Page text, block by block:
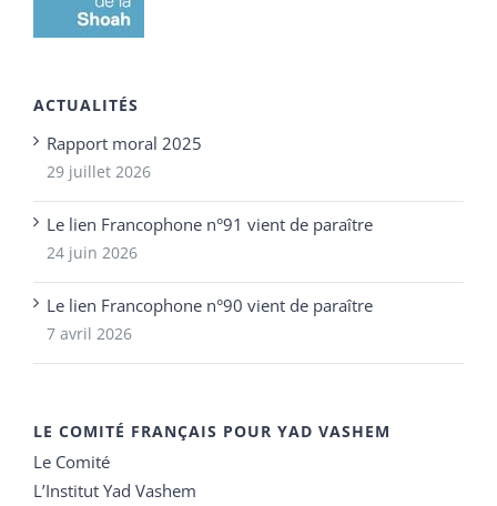
ACTUALITÉS
Rapport moral 2025
29 juillet 2026
Le lien Francophone n°91 vient de paraître
24 juin 2026
Le lien Francophone n°90 vient de paraître
7 avril 2026
LE COMITÉ FRANÇAIS POUR YAD VASHEM
Le Comité
L’Institut Yad Vashem